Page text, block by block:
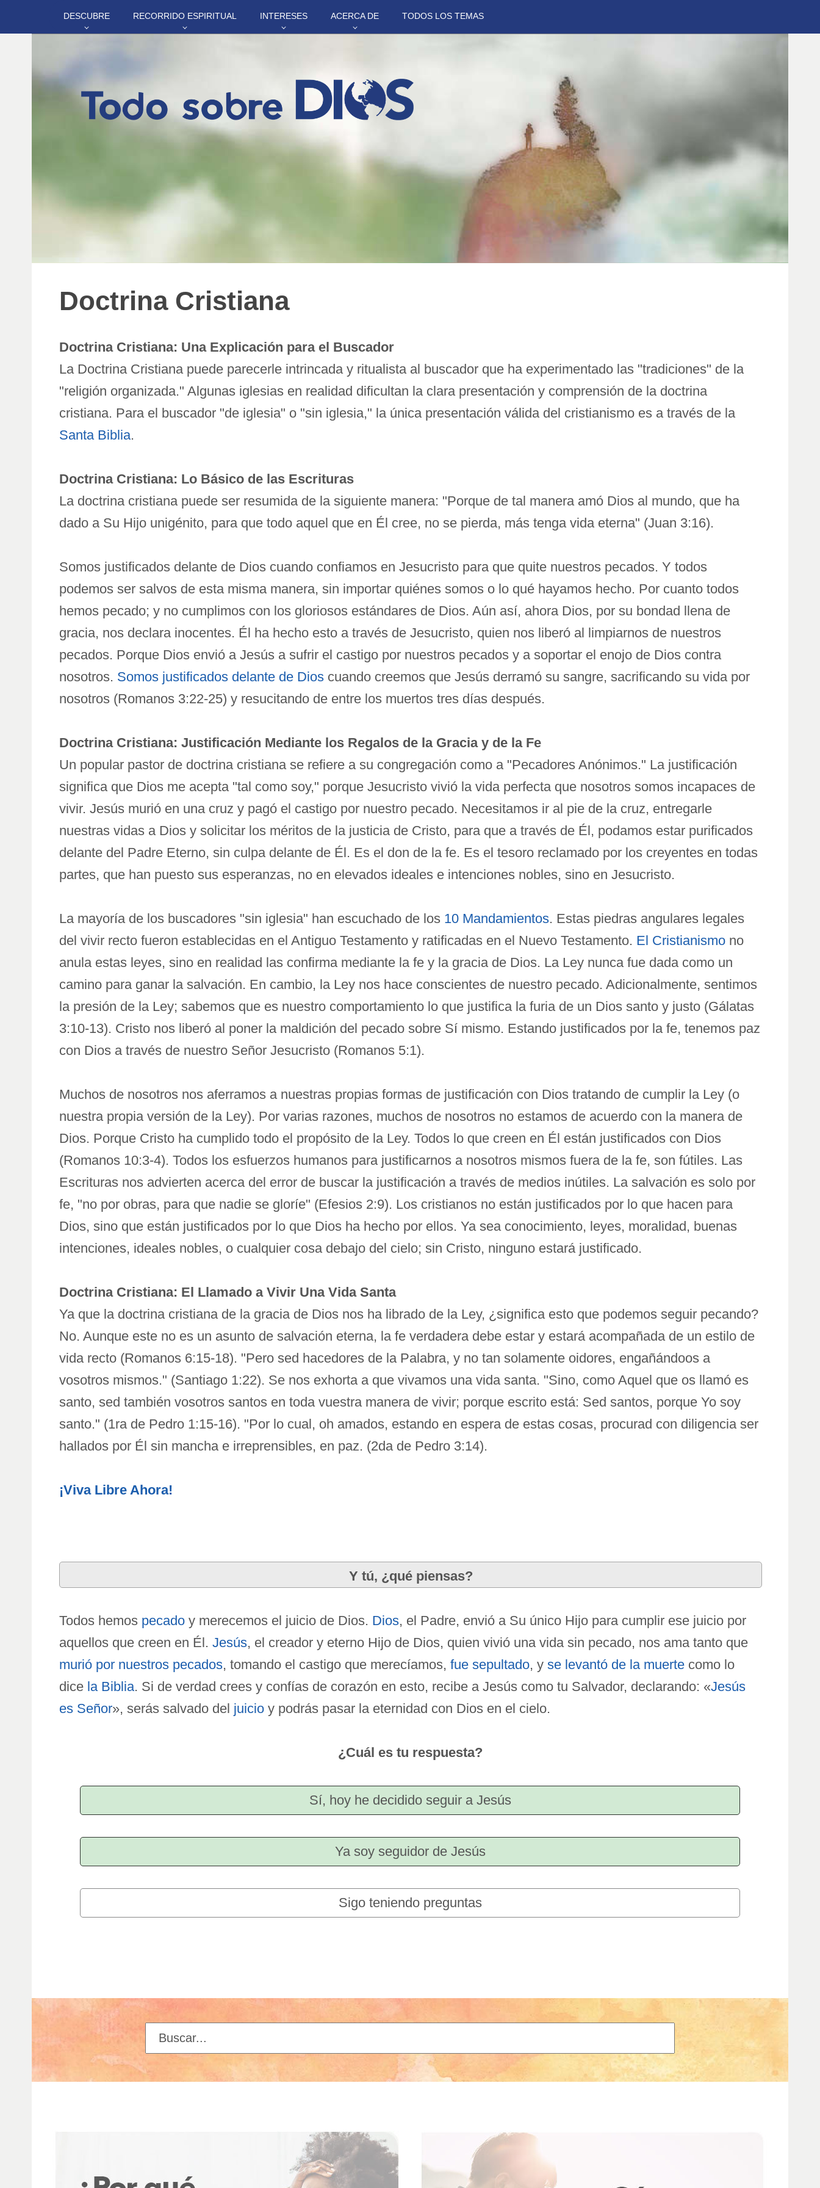
Doctrina Cristiana
Doctrina Cristiana: Una Explicación para el Buscador
La Doctrina Cristiana puede parecerle intrincada y ritualista al buscador que ha experimentado las "tradiciones" de la
"religión organizada." Algunas iglesias en realidad dificultan la clara presentación y comprensión de la doctrina
cristiana. Para el buscador "de iglesia" o "sin iglesia," la única presentación válida del cristianismo es a través de la
Santa Biblia.
Doctrina Cristiana: Lo Básico de las Escrituras
La doctrina cristiana puede ser resumida de la siguiente manera: "Porque de tal manera amó Dios al mundo, que ha
dado a Su Hijo unigénito, para que todo aquel que en Él cree, no se pierda, más tenga vida eterna" (Juan 3:16).
Somos justificados delante de Dios cuando confiamos en Jesucristo para que quite nuestros pecados. Y todos
podemos ser salvos de esta misma manera, sin importar quiénes somos o lo qué hayamos hecho. Por cuanto todos
hemos pecado; y no cumplimos con los gloriosos estándares de Dios. Aún así, ahora Dios, por su bondad llena de
gracia, nos declara inocentes. Él ha hecho esto a través de Jesucristo, quien nos liberó al limpiarnos de nuestros
pecados. Porque Dios envió a Jesús a sufrir el castigo por nuestros pecados y a soportar el enojo de Dios contra
nosotros. Somos justificados delante de Dios cuando creemos que Jesús derramó su sangre, sacrificando su vida por
nosotros (Romanos 3:22-25) y resucitando de entre los muertos tres días después.
Doctrina Cristiana: Justificación Mediante los Regalos de la Gracia y de la Fe
Un popular pastor de doctrina cristiana se refiere a su congregación como a "Pecadores Anónimos." La justificación
significa que Dios me acepta "tal como soy," porque Jesucristo vivió la vida perfecta que nosotros somos incapaces de
vivir. Jesús murió en una cruz y pagó el castigo por nuestro pecado. Necesitamos ir al pie de la cruz, entregarle
nuestras vidas a Dios y solicitar los méritos de la justicia de Cristo, para que a través de Él, podamos estar purificados
delante del Padre Eterno, sin culpa delante de Él. Es el don de la fe. Es el tesoro reclamado por los creyentes en todas
partes, que han puesto sus esperanzas, no en elevados ideales e intenciones nobles, sino en Jesucristo.
La mayoría de los buscadores "sin iglesia" han escuchado de los 10 Mandamientos. Estas piedras angulares legales
del vivir recto fueron establecidas en el Antiguo Testamento y ratificadas en el Nuevo Testamento. El Cristianismo no
anula estas leyes, sino en realidad las confirma mediante la fe y la gracia de Dios. La Ley nunca fue dada como un
camino para ganar la salvación. En cambio, la Ley nos hace conscientes de nuestro pecado. Adicionalmente, sentimos
la presión de la Ley; sabemos que es nuestro comportamiento lo que justifica la furia de un Dios santo y justo (Gálatas
3:10-13). Cristo nos liberó al poner la maldición del pecado sobre Sí mismo. Estando justificados por la fe, tenemos paz
con Dios a través de nuestro Señor Jesucristo (Romanos 5:1).
Muchos de nosotros nos aferramos a nuestras propias formas de justificación con Dios tratando de cumplir la Ley (o
nuestra propia versión de la Ley). Por varias razones, muchos de nosotros no estamos de acuerdo con la manera de
Dios. Porque Cristo ha cumplido todo el propósito de la Ley. Todos lo que creen en Él están justificados con Dios
(Romanos 10:3-4). Todos los esfuerzos humanos para justificarnos a nosotros mismos fuera de la fe, son fútiles. Las
Escrituras nos advierten acerca del error de buscar la justificación a través de medios inútiles. La salvación es solo por
fe, "no por obras, para que nadie se gloríe" (Efesios 2:9). Los cristianos no están justificados por lo que hacen para
Dios, sino que están justificados por lo que Dios ha hecho por ellos. Ya sea conocimiento, leyes, moralidad, buenas
intenciones, ideales nobles, o cualquier cosa debajo del cielo; sin Cristo, ninguno estará justificado.
Doctrina Cristiana: El Llamado a Vivir Una Vida Santa
Ya que la doctrina cristiana de la gracia de Dios nos ha librado de la Ley, ¿significa esto que podemos seguir pecando?
No. Aunque este no es un asunto de salvación eterna, la fe verdadera debe estar y estará acompañada de un estilo de
vida recto (Romanos 6:15-18). "Pero sed hacedores de la Palabra, y no tan solamente oidores, engañándoos a
vosotros mismos." (Santiago 1:22). Se nos exhorta a que vivamos una vida santa. "Sino, como Aquel que os llamó es
santo, sed también vosotros santos en toda vuestra manera de vivir; porque escrito está: Sed santos, porque Yo soy
santo." (1ra de Pedro 1:15-16). "Por lo cual, oh amados, estando en espera de estas cosas, procurad con diligencia ser
hallados por Él sin mancha e irreprensibles, en paz. (2da de Pedro 3:14).
¡Viva Libre Ahora!
Y tú, ¿qué piensas?
Todos hemos pecado y merecemos el juicio de Dios. Dios, el Padre, envió a Su único Hijo para cumplir ese juicio por
aquellos que creen en Él. Jesús, el creador y eterno Hijo de Dios, quien vivió una vida sin pecado, nos ama tanto que
murió por nuestros pecados, tomando el castigo que merecíamos, fue sepultado, y se levantó de la muerte como lo
dice la Biblia. Si de verdad crees y confías de corazón en esto, recibe a Jesús como tu Salvador, declarando: «Jesús
es Señor», serás salvado del juicio y podrás pasar la eternidad con Dios en el cielo.
¿Cuál es tu respuesta?
Sí, hoy he decidido seguir a Jesús
Ya soy seguidor de Jesús
Sigo teniendo preguntas
DESCUBRE RECORRIDO ESPIRITUAL INTERESES ACERCA DE TODOS LOS TEMAS